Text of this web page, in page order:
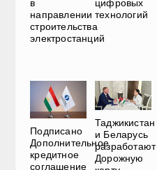
в
направлении
строительства
электростанций
цифровых
технологий
Подписано
Дополнительное
кредитное
соглашение
Таджикистан
и Беларусь
разработают
Дорожную